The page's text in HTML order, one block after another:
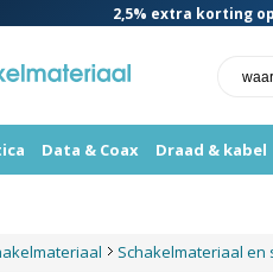
2,5% extra korting
Data & Coax Draad & kabel
Schakelmateriaal